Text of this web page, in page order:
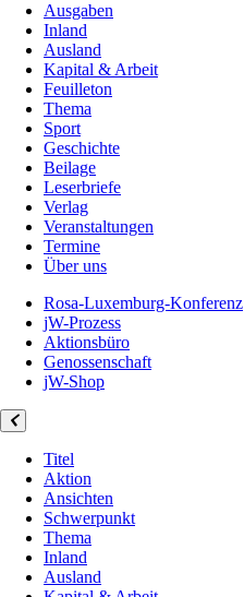
Ausgaben
Inland
Ausland
Kapital & Arbeit
Feuilleton
Thema
Sport
Geschichte
Beilage
Leserbriefe
Verlag
Veranstaltungen
Termine
Über uns
Rosa-Luxemburg-Konferenz
jW-Prozess
Aktionsbüro
Genossenschaft
jW-Shop
Titel
Aktion
Ansichten
Schwerpunkt
Thema
Inland
Ausland